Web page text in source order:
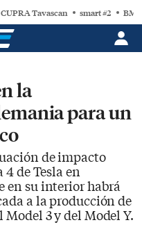
CUPRA Tavascan smart #2
la
para un
de impacto
de Tesla en
en su interior habrá
a la producción de
3 y del Model Y.